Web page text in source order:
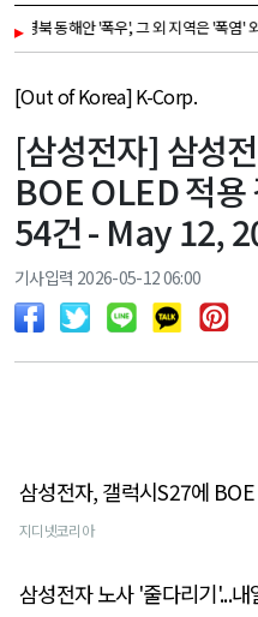
▸
안 '폭우', 그 외 지역은 '폭염' 외 34건 -
[Out of Korea] K-Corp.
[삼성전자] 삼성
BOE OLED 적용
54건 - May 12,
기사입력 2026-05-12 06:00
삼성전자, 갤럭시S27에
지디넷코리아
삼성전자 노사 '줄다리기'...